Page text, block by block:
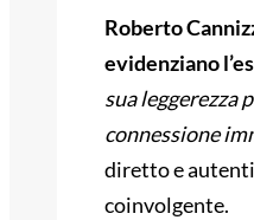
Roberto
evidenziano
sua leggerezza
connessione
diretto e
coinvolgente.